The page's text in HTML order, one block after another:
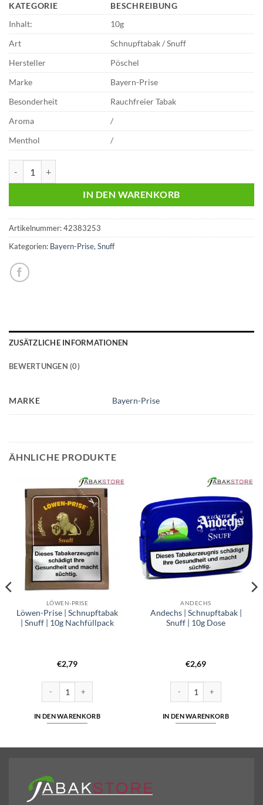
KATEGORIE
BESCHREIBUNG
Inhalt:
10g
Art
Schnupftabak / Snuff
Hersteller
Pöschel
Marke
Bayern-Prise
Besonderheit
Rauchfreier Tabak
Aroma
/
Menthol
/
IN DEN WARENKORB
Artikelnummer:42383253
Kategorien: Bayern-Prise, Snuff
ZUSÄTZLICHE INFORMATIONEN
BEWERTUNGEN (0)
MARKE Bayern-Prise
ÄHNLICHE PRODUKTE
LÖWEN-PRISE
Löwen-Prise | Schnupftabak
| Snuff | 10g Nachfüllpack
€2,79
IN DEN WARENKORB
ANDECHS
Andechs | Schnupftabak |
Snuff | 10g Dose
€2,69
IN DEN WARENKORB